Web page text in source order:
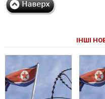
ІНШІ